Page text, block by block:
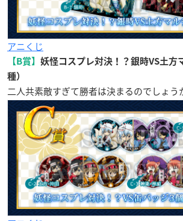
アニくじ
【B賞】 妖怪コスプレ対決！？銀時VS土方
種）
二人共素敵すぎて勝者は決まるのでしょう